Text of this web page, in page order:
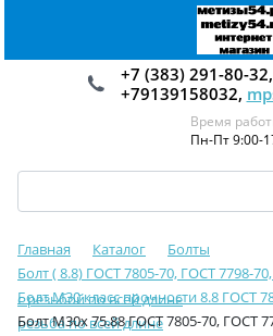
+7 (383) 291-80-
+79139158032,
Время
Пн-Пт 9:00-
Главная Каталог
Болты
Болт ( 8.8) ГОСТ 7805-70, ГОСТ 7798-
с резьбой по всей длине
Болт М30 класс прочности 8.8 ГОСТ
резьба по всей длине
Болт М30х 75.88 ГОСТ 7805-70, ГОСТ